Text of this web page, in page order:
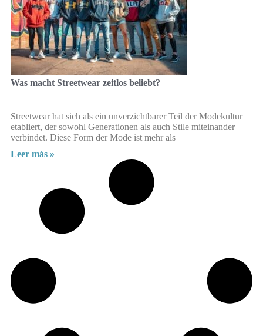
Was macht Streetwear zeitlos beliebt?
Streetwear hat sich als ein unverzichtbarer Teil der Modekultur
etabliert, der sowohl Generationen als auch Stile miteinander
verbindet. Diese Form der Mode ist mehr als
Leer más »